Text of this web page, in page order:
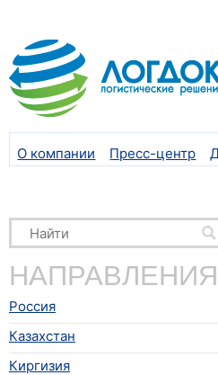
О компании Пресс-центр
НАПРАВЛЕНИЯ
Россия
Казахстан
Киргизия